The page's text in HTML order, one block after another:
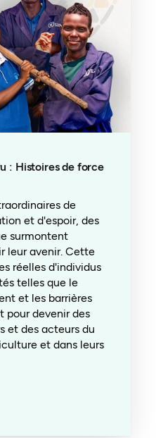
: Histoires de force
de
et d'espoir, des
surmontent
leur avenir. Cette
réelles d'individus
telles que le
et les barrières
pour devenir des
et des acteurs du
et dans leurs